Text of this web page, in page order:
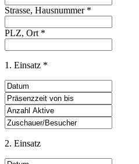
Strasse, Hausnummer *
PLZ, Ort *
1. Einsatz *
2. Einsatz